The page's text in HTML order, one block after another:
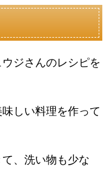
ジさんのレシピを
しい料理を作って
、洗い物も少な